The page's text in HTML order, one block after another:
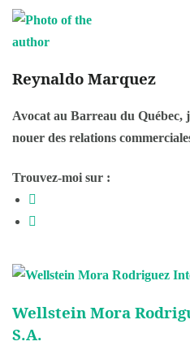
Reynaldo Marquez
Avocat au Barreau du Québec,
nouer des relations
Trouvez-moi sur :
Wellstein Mora
S.A.